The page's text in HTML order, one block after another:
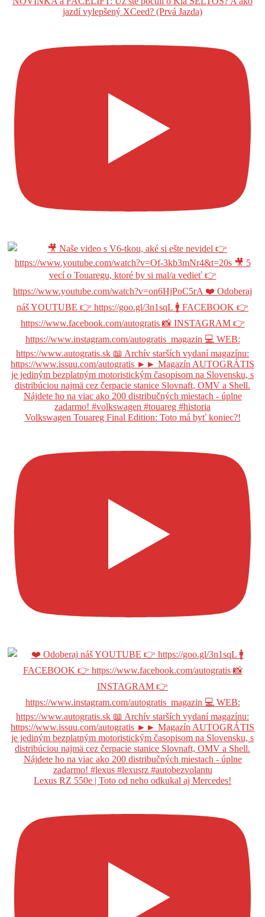
jazdí vylepšený XCeed? (Prvá Jazda)
Volkswagen Touareg Final Edition: Toto má byť koniec?!
Lexus RZ 550e | Toto od neho odkukal aj Mercedes!